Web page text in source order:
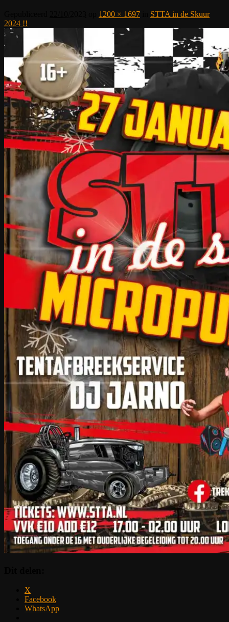
1200 × 1697
STTA in de Skuur
2024 !!
X
Facebook
WhatsApp